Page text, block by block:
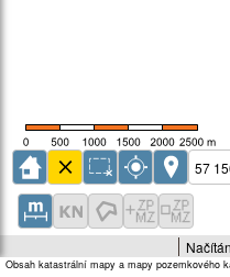
Obsah katastrální mapy a mapy pozemkového